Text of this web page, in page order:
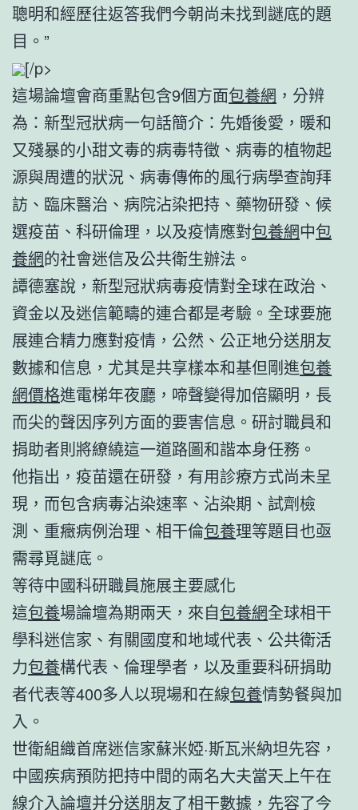
聰明和經歷往返答我們今朝尚未找到謎底的題
目。”
[/p>
這場論壇會商重點包含9個方面包養網 ，分辨
為：新型冠狀病一句話簡介：先婚後愛，暖和
又殘暴的小甜文毒的病毒特徵、病毒的植物起
源與周遭的狀況、病毒傳佈的風行病學查詢拜
訪、臨床醫治、病院沾染把持、藥物研發、候
選疫苗、科研倫理，以及疫情應對包養網中包
養網的社會迷信及公共衛生辦法。
譚德塞說，新型冠狀病毒疫情對全球在政治、
資金以及迷信範疇的連合都是考驗。全球要施
展連合精力應對疫情，公然、公正地分送朋友
數據和信息，尤其是共享樣本和基但剛進包養
網價格進電梯年夜廳，啼聲變得加倍顯明，長
而尖的聲因序列方面的要害信息。研討職員和
捐助者則將繚繞這一道路圖和諧本身任務。
他指出，疫苗還在研發，有用診療方式尚未呈
現，而包含病毒沾染速率、沾染期、試劑檢
測、重癥病例治理、相干倫包養理等題目也亟
需尋覓謎底。
等待中國科研職員施展主要感化
這包養場論壇為期兩天，來自包養網全球相干
學科迷信家、有關國度和地域代表、公共衛活
力包養構代表、倫理學者，以及重要科研捐助
者代表等400多人以現場和在線包養情勢餐與加
入。
世衛組織首席迷信家蘇米婭·斯瓦米納坦先容，
中國疾病預防把持中間的兩名大夫當天上午在
線介入論壇并分送朋友了相干數據，先容了今